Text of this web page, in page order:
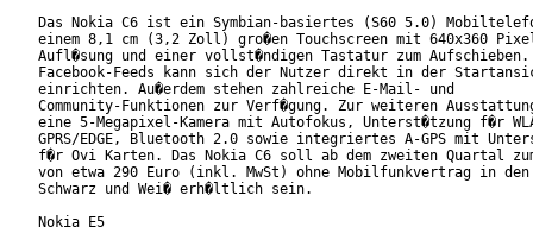
Das Nokia C6 ist ein Symbian-basiertes (S60 5.0)
einem 8,1 cm (3,2 Zoll) gro�en Touchscreen mit 640x360
Aufl�sung und einer vollst�ndigen Tastatur zum Aufschieben.
Facebook-Feeds kann sich der Nutzer direkt in der
einrichten. Au�erdem stehen zahlreiche E-Mail- und
Community-Funktionen zur Verf�gung. Zur weiteren
eine 5-Megapixel-Kamera mit Autofokus, Unterst�tzung f�r
GPRS/EDGE, Bluetooth 2.0 sowie integriertes A-GPS mit
f�r Ovi Karten. Das Nokia C6 soll ab dem zweiten Quartal
von etwa 290 Euro (inkl. MwSt) ohne Mobilfunkvertrag in den
Schwarz und Wei� erh�ltlich sein.
Nokia E5